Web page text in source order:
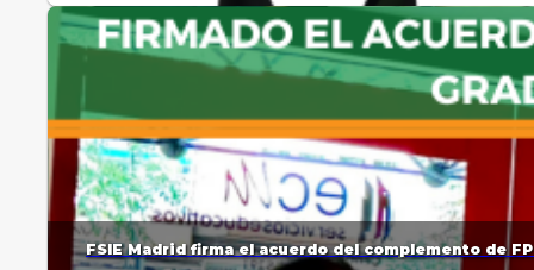
FSIE Madrid firma el acuerdo del complemento de